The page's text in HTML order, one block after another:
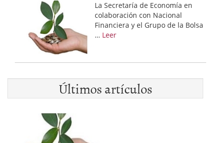
La Secretaría de Economía en
colaboración con Nacional
Financiera y el Grupo de la Bolsa
… Leer
Últimos artículos